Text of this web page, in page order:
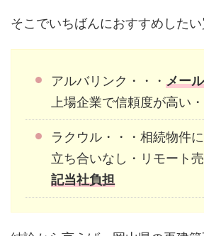
そこでいちばんにおすすめした
アルバリンク・・・ メー
上場企業で信頼度が高い
ラクウル・・・相続物件
立ち合いなし・リモート売
記当社負担